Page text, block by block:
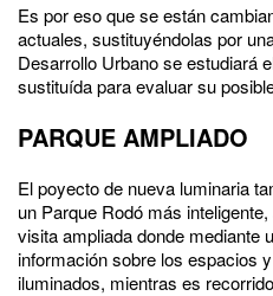
Es por eso que se están
actuales, sustituyéndolas por
Desarrollo Urbano se estudiará
sustituída para evaluar su
PARQUE AMPLIADO
El poyecto de nueva luminaria
un Parque Rodó más
visita ampliada donde mediante
información sobre los espacios
iluminados, mientras es